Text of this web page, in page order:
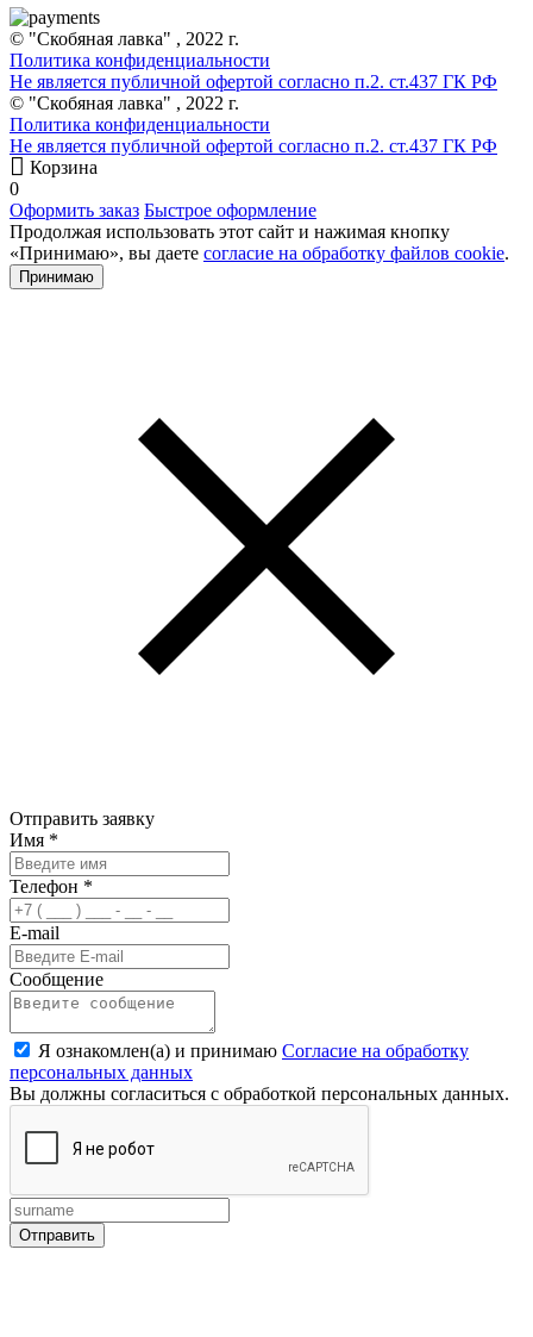
© "Скобяная лавка" , 2022 г.
Политика конфиденциальности
Не является публичной офертой согласно п.2. ст.437 ГК РФ
© "Скобяная лавка" , 2022 г.
Политика конфиденциальности
Не является публичной офертой согласно п.2. ст.437 ГК РФ
Корзина
0
Оформить заказ Быстрое оформление
Продолжая использовать этот сайт и нажимая кнопку
«Принимаю», вы даете согласие на обработку файлов cookie.
Принимаю
Отправить заявку
Имя *
Телефон *
E-mail
Сообщение
Я ознакомлен(а) и принимаю Согласие на обработку
персональных данных
Вы должны согласиться с обработкой персональных данных.